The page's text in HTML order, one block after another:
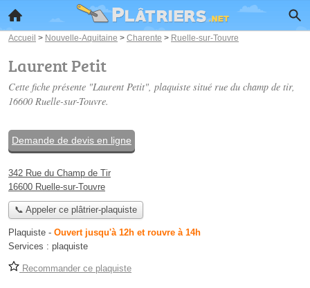
Accueil > Nouvelle-Aquitaine > Charente > Ruelle-sur-Touvre
Laurent Petit
Cette fiche présente "Laurent Petit", plaquiste situé rue du champ de tir,
16600 Ruelle-sur-Touvre.
Demande de devis en ligne
342 Rue du Champ de Tir
16600 Ruelle-sur-Touvre
📞 Appeler ce plâtrier-plaquiste
Plaquiste - Ouvert jusqu'à 12h et rouvre à 14h
Services : plaquiste
Recommander ce plaquiste